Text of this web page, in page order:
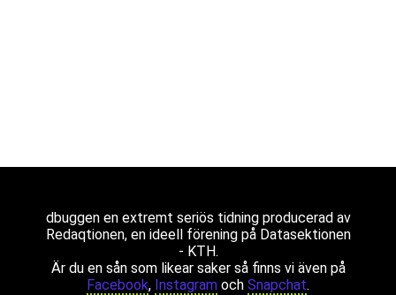
dbuggen en extremt seriös tidning producerad av
Redaqtionen, en ideell förening på Datasektionen
- KTH.
Är du en sån som likear saker så finns vi även på
Facebook, Instagram och Snapchat.